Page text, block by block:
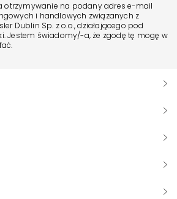
otrzymywanie na podany adres e-mail
i handlowych związanych z
Dublin Sp. z o.o., działającego pod
Jestem świadomy/-a, że zgodę tę mogę w